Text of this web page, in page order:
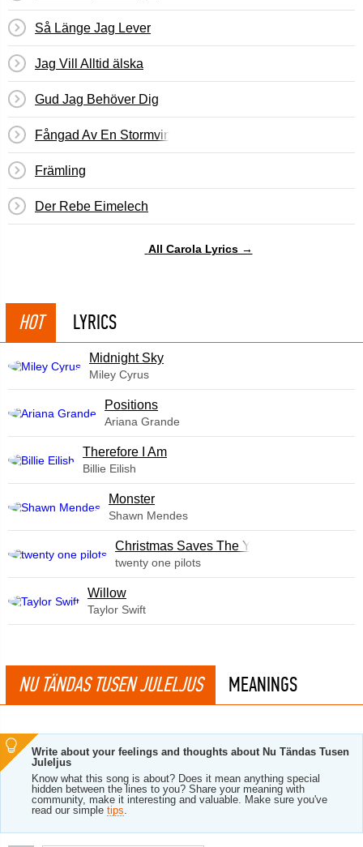
Så Länge Jag Lever
Jag Vill Alltid älska
Gud Jag Behöver Dig
Fångad Av En Stormvind
Främling
Der Rebe Eimelech
All Carola Lyrics →
HOT LYRICS
Midnight Sky
Miley Cyrus
​Positions
Ariana Grande
Therefore I Am
Billie Eilish
Monster
Shawn Mendes
Christmas Saves The Year
twenty one pilots
Willow
Taylor Swift
NU TÄNDAS TUSEN JULELJUS MEANINGS
Write about your feelings and thoughts about Nu Tändas Tusen
Juleljus
Know what this song is about? Does it mean anything special
hidden between the lines to you? Share your meaning with
community, make it interesting and valuable. Make sure you've
read our simple tips.